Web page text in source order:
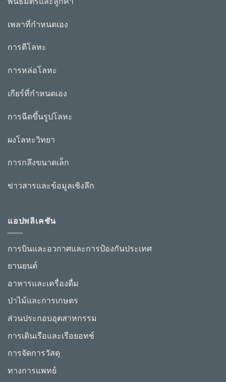
เพลาที่กำหนดเอง
การตีโลหะ
การหล่อโลหะ
เกียร์ที่กำหนดเอง
การฉีดขึ้นรูปโลหะ
ผงโลหะวิทยา
การกลึงขนาดเล็ก
ข่าวสารและข้อมูลเชิงลึก
แอปพลิเคชัน
การบินและอวกาศและการป้องกันประเทศ
ยานยนต์
อาหารและเครื่องดื่ม
ป่าไม้และการเกษตร
ส่วนประกอบอุตสาหกรรม
การเดินเรือและเรือยอทช์
การจัดการวัสดุ
ทางการแพทย์